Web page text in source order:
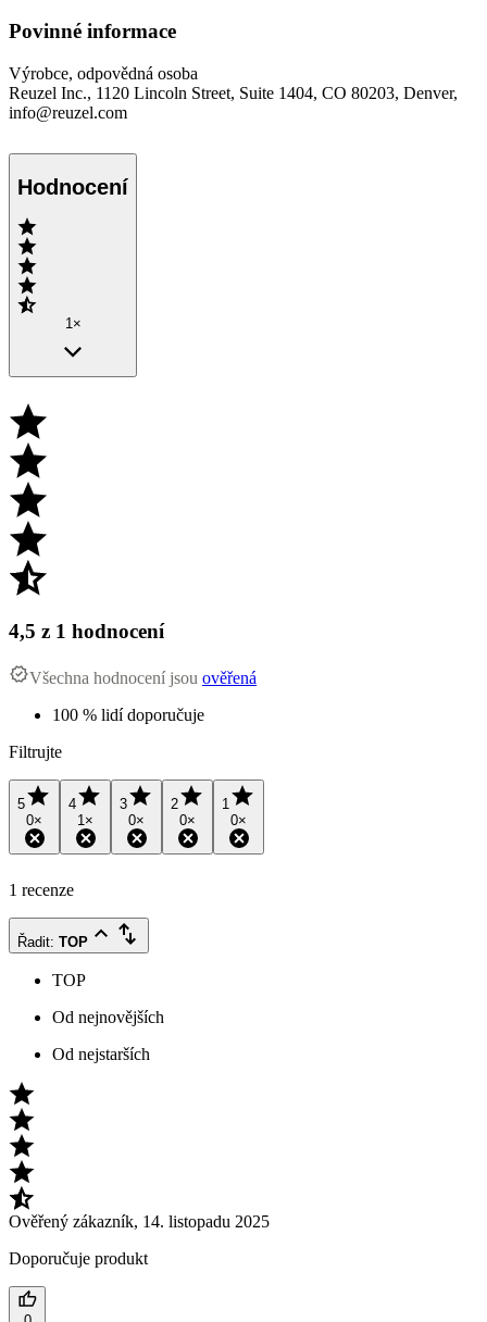
Povinné informace
Výrobce, odpovědná osoba
Reuzel Inc., 1120 Lincoln Street, Suite 1404, CO 80203, Denver,
info@reuzel.com
Hodnocení
1×
4,5 z 1 hodnocení
Všechna hodnocení jsou ověřená
100 % lidí doporučuje
Filtrujte
5
0×
4
1 ×
3
0×
2
0×
1
0×
1 recenze
Řadit: TOP
TOP
Od nejnovějších
Od nejstarších
Ověřený zákazník, 14. listopadu 2025
Doporučuje produkt